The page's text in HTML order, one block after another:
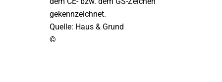
gekennzeichnet.
Quelle: Haus & Grund
©